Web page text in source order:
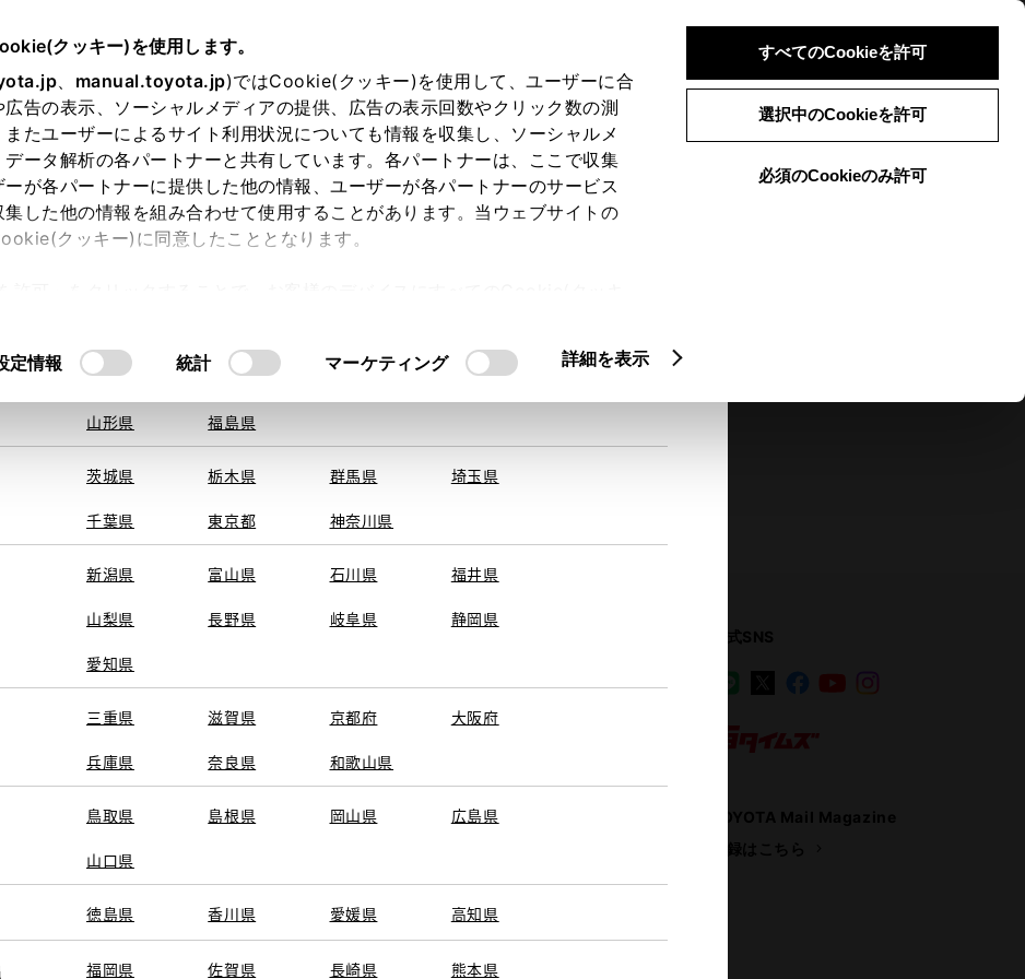
クッキー)を使用します。
、 manual.toyota.jp)ではCookie(クッキー)を使用して、ユーザーに合
告の表示、ソーシャルメディアの提供、広告の表示回数やクリック数の測
たユーザーによるサイト利用状況についても情報を収集し、ソーシャルメ
ータ解析の各パートナーと共有しています。各パートナーは、ここで収集
が各パートナーに提供した他の情報、ユーザーが各パートナーのサービス
集した他の情報を組み合わせて使用することがあります。当ウェブサイトの
クッキー)に同意したこととなります。
。
定情報 統計 マーケティング 詳細を表示
すべてのCookieを許可
選択中のCookieを許可
必須のCookieのみ許可
ログイン 検索 メニュー
地を取得できませんでした。
する地域・都道府県をお選びください。
旭川 釧路 札幌
青森県 岩手県 宮城県 秋田県
山形県 福島県
茨城県 栃木県 群馬県 埼玉県
千葉県 東京都 神奈川県
新潟県 富山県 石川県 福井県
山梨県 長野県 岐阜県 静岡県
愛知県
三重県 滋賀県 京都府 大阪府
兵庫県 奈良県 和歌山県
鳥取県 島根県 岡山県 広島県
山口県
徳島県 香川県 愛媛県 高知県
福岡県 佐賀県 長崎県 熊本県
メニュー
の買い方 オンライン購入 お気に入り
申し訳ございません。
何らかの問題が発生しました。
恐れ入りますが、しばらく経ってから再度、お試し下さい。
トヨタ中古車オンラインストア
クルマ買取
トヨタレンタカー
TOYOTA SHARE
トヨタのau/UQ
公式SNS
LINE Facebook
YouTube
TOYOTA Mail Magazine
登録はこちら
TOYOTAアカウント利用規約 反社会的勢力に対する基本方針企業情報 リコール情報
RESERVED.